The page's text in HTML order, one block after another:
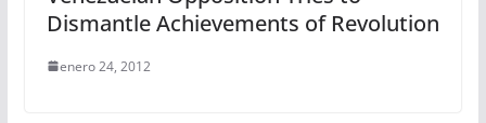
Dismantle Achievements of Revolution
enero 24, 2012